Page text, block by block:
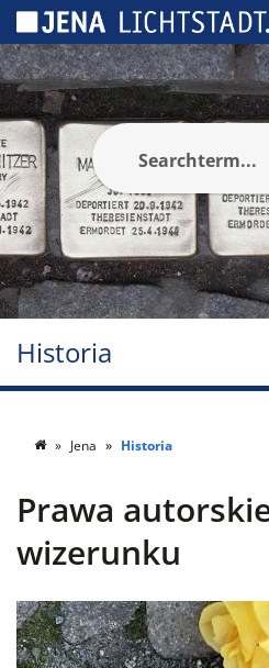
Historia
Jena Historia
Prawa
wizerunku
Panel zarządzania plikami cookies